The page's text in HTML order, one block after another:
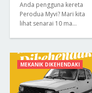
Anda pengguna kereta
Perodua Myvi? Mari kita
lihat senarai 10 ma…
MEKANIK DIKEHENDAKI